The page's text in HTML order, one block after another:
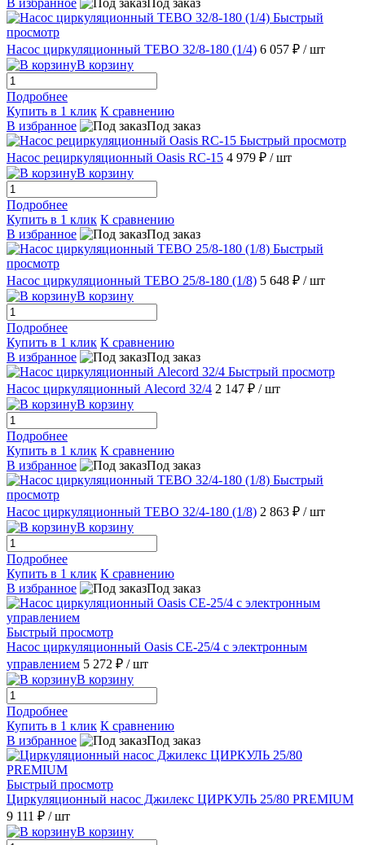
Быстрый
просмотр
Насос циркуляционный TEBO 32/8-180 (1/4) 6 057 ₽ / шт
В корзину
Подробнее
Купить в 1 клик К сравнению
В избранное
Под заказ
Быстрый просмотр
Насос рециркуляционный Oasis RC-15 4 979 ₽ / шт
В корзину
Подробнее
Купить в 1 клик К сравнению
В избранное
Под заказ
Быстрый
просмотр
Насос циркуляционный TEBO 25/8-180 (1/8) 5 648 ₽ / шт
В корзину
Подробнее
Купить в 1 клик К сравнению
В избранное
Под заказ
Быстрый просмотр
Насос циркуляционный Alecord 32/4 2 147 ₽ / шт
В корзину
Подробнее
Купить в 1 клик К сравнению
В избранное
Под заказ
Быстрый
просмотр
Насос циркуляционный TEBO 32/4-180 (1/8) 2 863 ₽ / шт
В корзину
Подробнее
Купить в 1 клик К сравнению
В избранное
Под заказ
Быстрый просмотр
Насос циркуляционный Оasis CE-25/4 c электронным
управлением 5 272 ₽ / шт
В корзину
Подробнее
Купить в 1 клик К сравнению
В избранное
Под заказ
Быстрый просмотр
Циркуляционный насос Джилекс ЦИРКУЛЬ 25/80 PREMIUM
9 111 ₽ / шт
В корзину